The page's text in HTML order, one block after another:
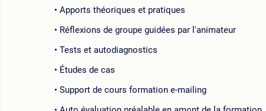
Apports théoriques et pratiques
Réflexions de groupe guidées par l'animateur
Tests et autodiagnostics
Études de cas
Support de cours formation e-mailing